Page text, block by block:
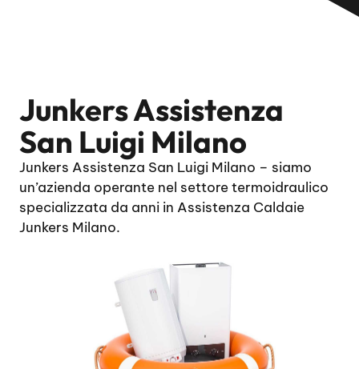
Junkers Assistenza
San Luigi Milano
Junkers Assistenza San Luigi Milano – siamo
un’azienda operante nel settore termoidraulico
specializzata da anni in Assistenza Caldaie
Junkers Milano.